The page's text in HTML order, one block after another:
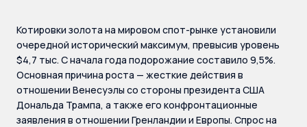
Котировки золота на мировом спот-рынке установили
очередной исторический максимум, превысив уровень
$4,7 тыс. С начала года подорожание составило 9,5%.
Основная причина роста — жесткие действия в
отношении Венесуэлы со стороны президента США
Дональда Трампа, а также его конфронтационные
заявления в отношении Гренландии и Европы. Спрос на